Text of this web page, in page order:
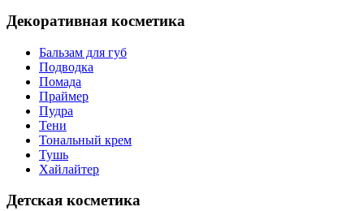
Декоративная косметика
Бальзам для губ
Подводка
Помада
Праймер
Пудра
Тени
Тональный крем
Тушь
Хайлайтер
Детская косметика